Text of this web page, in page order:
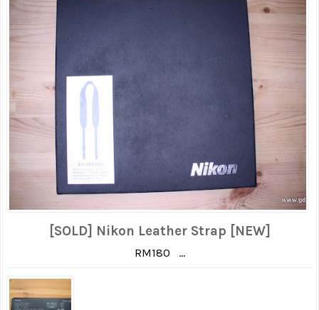
[SOLD] Nikon Leather Strap [NEW]
RM180 ...